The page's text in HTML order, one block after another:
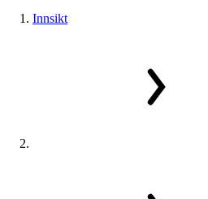
Innsikt